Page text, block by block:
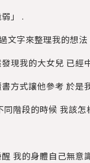
」 .
文字來整理我的想
現我的大女兒 已經
方式讓他參考 於是
同階段的時候 我該
我的身體自己無意